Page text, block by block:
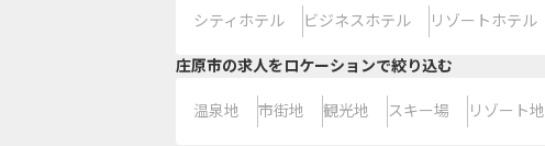
シティホテル ビジネスホテル リゾートホテル
庄原市の求人をロケーションで絞り込む
温泉地 市街地 観光地 スキー場 リゾート地